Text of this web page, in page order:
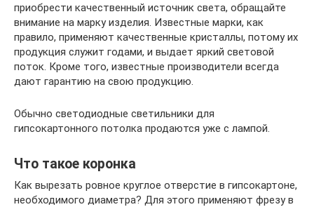
приобрести качественный источник света, обращайте
внимание на марку изделия. Известные марки, как
правило, применяют качественные кристаллы, потому их
продукция служит годами, и выдает яркий световой
поток. Кроме того, известные производители всегда
дают гарантию на свою продукцию.
Обычно светодиодные светильники для
гипсокартонного потолка продаются уже с лампой.
Что такое коронка
Как вырезать ровное круглое отверстие в гипсокартоне,
необходимого диаметра? Для этого применяют фрезу в